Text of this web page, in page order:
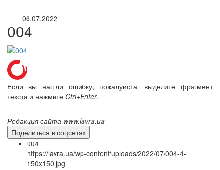
06.07.2022
004
Если вы нашли ошибку, пожалуйста, выделите фрагмент
текста и нажмите Ctrl+Enter.
Редакция сайта www.lavra.ua
Поделиться в соцсетях
004
https://lavra.ua/wp-content/uploads/2022/07/004-4-
150x150.jpg